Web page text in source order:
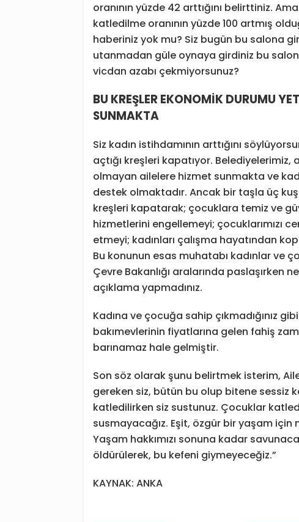
oranının yüzde 42 arttığını belirttiniz.
katledilme oranının yüzde 100 artmış
haberiniz yok mu? Siz bugün bu salona
utanmadan güle oynaya girdiniz bu
vicdan azabı çekmiyorsunuz?
BU KREŞLER EKONOMİK DURUMU
SUNMAKTA
Siz kadın istihdamının arttığını
açtığı kreşleri kapatıyor.
olmayan ailelere hizmet sunmakta ve
destek olmaktadır. Ancak bir taşla üç kuş
kreşleri kapatarak; çocuklara temiz ve
hizmetlerini engellemeyi; çocuklarımızı
etmeyi; kadınları çalışma hayatından
Bu konunun esas muhatabı kadınlar ve
Çevre Bakanlığı aralarında paslaşırken
açıklama yapmadınız.
Kadına ve çocuğa sahip çıkmadığınız
bakımevlerinin fiyatlarına gelen fahiş
barınamaz hale gelmiştir.
Son söz olarak şunu belirtmek isterim,
gereken siz, bütün bu olup bitene sessiz
katledilirken siz sustunuz. Çocuklar
susmayacağız. Eşit, özgür bir yaşam
Yaşam hakkımızı sonuna kadar
öldürülerek, bu kefeni giymeyeceğiz.”
KAYNAK: ANKA